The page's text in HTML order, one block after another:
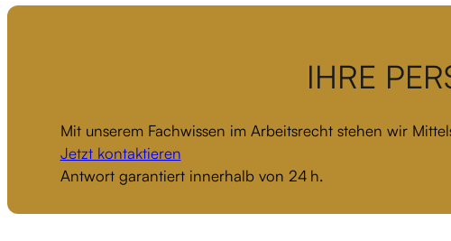
IHRE
Mit unserem Fachwissen im Arbeitsrecht stehen wir
Jetzt kontaktieren
Antwort garantiert innerhalb von 24 h.